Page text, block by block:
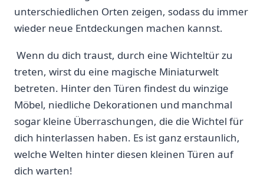
unterschiedlichen Orten zeigen, sodass du immer
wieder neue Entdeckungen machen kannst.
⁣ Wenn du dich‍ traust, durch eine Wichteltür zu
treten, wirst du‍ eine magische Miniaturwelt
betreten. Hinter den Türen ‍findest du winzige
⁤Möbel, niedliche Dekorationen und manchmal
sogar kleine Überraschungen,​ die die Wichtel für
dich⁣ hinterlassen haben. Es ist ganz erstaunlich,
welche Welten hinter diesen kleinen Türen auf
dich warten!